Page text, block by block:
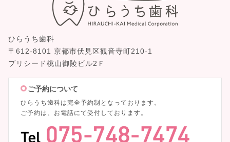
ひらうち歯科
〒612-8101 京都市伏見区観音寺町210-1
プリシード桃山御陵ビル2Ｆ
ご予約について
ひらうち歯科は完全予約制となっております。
ご予約は、お電話にて受付しております。